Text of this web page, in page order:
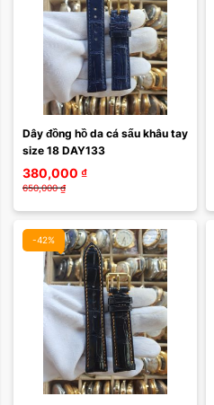
Dây đồng hồ da cá sấu khâu tay
size 18 DAY133
380,000 ₫
650,000 ₫
-42%